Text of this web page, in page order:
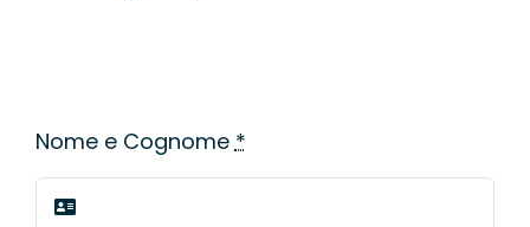
Nome e Cognome *